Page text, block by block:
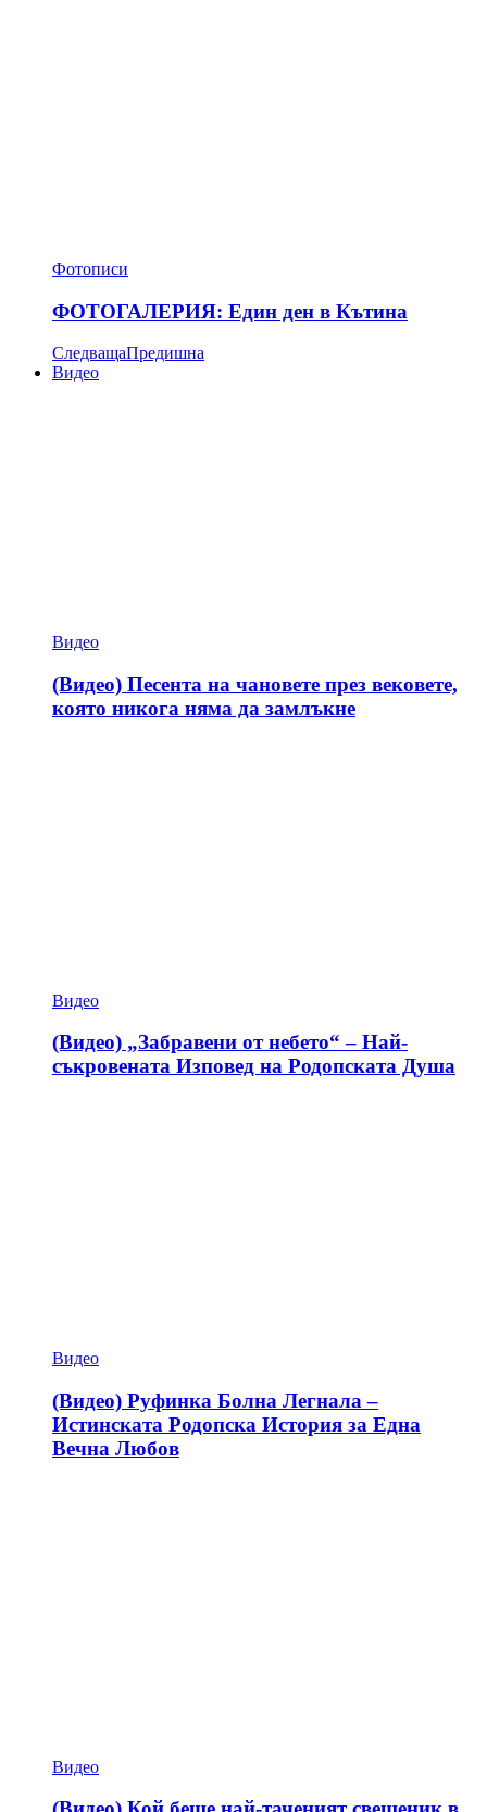
Фотописи
ФОТОГАЛЕРИЯ: Един ден в Кътина
СледващаПредишна
Видео
Видео
(Видео) Песента на чановете през вековете,
която никога няма да замлъкне
Видео
(Видео) „Забравени от небето“ – Най-
съкровената Изповед на Родопската Душа
Видео
(Видео) Руфинка Болна Легнала –
Истинската Родопска История за Една
Вечна Любов
Видео